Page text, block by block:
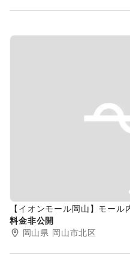
Previous slide
【イオンモール岡山】モー
料金非公開
岡山県 岡山市北区